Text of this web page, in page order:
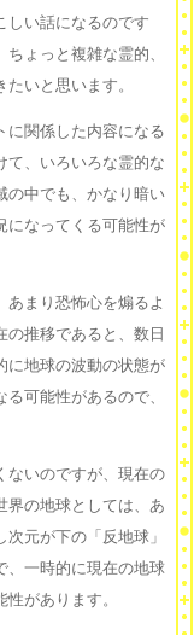
い話になるのです
ょっと複雑な霊的、
いと思います。
関係した内容になる
て、いろいろな霊的な
の中でも、かなり暗い
になってくる可能性が
まり恐怖心を煽るよ
の推移であると、数日
に地球の波動の状態が
可能性があるので、
いのですが、現在の
界の地球としては、あ
元が下の「反地球」
、一時的に現在の地球
があります。